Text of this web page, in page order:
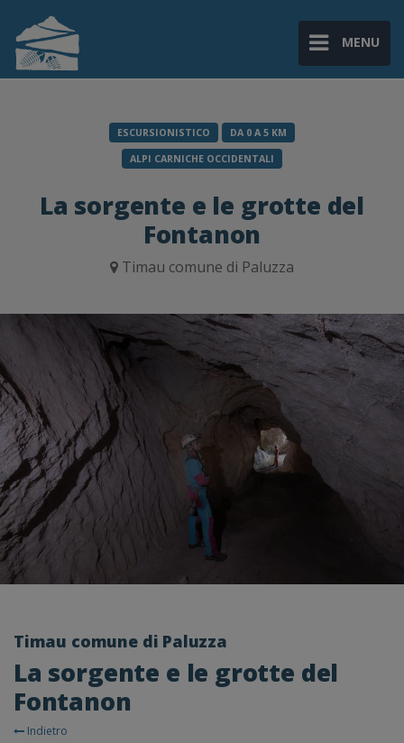
MENU
ESCURSIONISTICO DA 0 A 5 KM
ALPI CARNICHE OCCIDENTALI
La sorgente e le grotte del
Fontanon
Timau comune di Paluzza
Timau comune di Paluzza
La sorgente e le grotte del
Fontanon
Indietro